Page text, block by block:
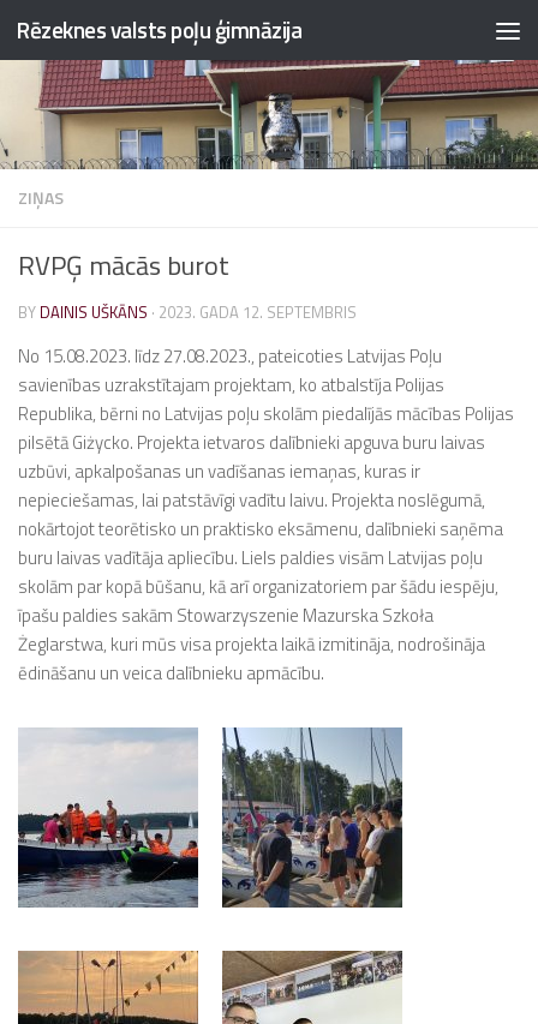
Skip to content
Rēzeknes valsts poļu ģimnāzija
ZIŅAS
RVPĢ mācās burot
BY DAINIS UŠKĀNS · 2023. GADA 12. SEPTEMBRIS
No 15.08.2023. līdz 27.08.2023., pateicoties Latvijas Poļu
savienības uzrakstītajam projektam, ko atbalstīja Polijas
Republika, bērni no Latvijas poļu skolām piedalījās mācības Polijas
pilsētā Giżycko. Projekta ietvaros dalībnieki apguva buru laivas
uzbūvi, apkalpošanas un vadīšanas iemaņas, kuras ir
nepieciešamas, lai patstāvīgi vadītu laivu. Projekta noslēgumā,
nokārtojot teorētisko un praktisko eksāmenu, dalībnieki saņēma
buru laivas vadītāja apliecību. Liels paldies visām Latvijas poļu
skolām par kopā būšanu, kā arī organizatoriem par šādu iespēju,
īpašu paldies sakām Stowarzyszenie Mazurska Szkoła
Żeglarstwa, kuri mūs visa projekta laikā izmitināja, nodrošināja
ēdināšanu un veica dalībnieku apmācību.